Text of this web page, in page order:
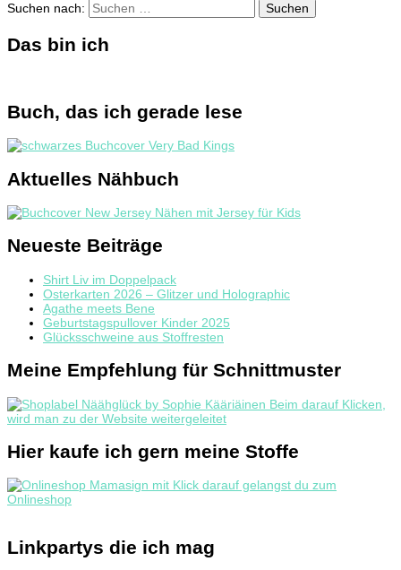
Suchen nach:
Das bin ich
Buch, das ich gerade lese
Aktuelles Nähbuch
Neueste Beiträge
Shirt Liv im Doppelpack
Osterkarten 2026 – Glitzer und Holographic
Agathe meets Bene
Geburtstagspullover Kinder 2025
Glücksschweine aus Stoffresten
Meine Empfehlung für Schnittmuster
Hier kaufe ich gern meine Stoffe
Linkpartys die ich mag